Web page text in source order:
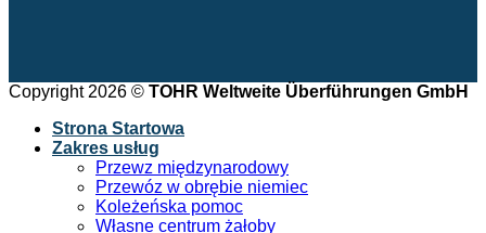
Copyright 2026 © TOHR Weltweite Überführungen GmbH
Strona Startowa
Zakres usług
Przewz międzynarodowy
Przewóz w obrębie niemiec
Koleżeńska pomoc
Własne centrum żałoby